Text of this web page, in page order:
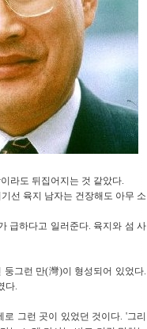
라도 뒤집어지는 것 같았다.
선 육지 남자는 건장해도 아무 소
급하다고 일러준다. 육지와 섬 사
그런 만(灣)이 형성되어 있었다.
다.
그런 곳이 있었던 것이다. '그리